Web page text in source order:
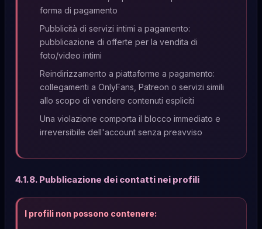
forma di pagamento
Pubblicità di servizi intimi a pagamento:
pubblicazione di offerte per la vendita di
foto/video intimi
Reindirizzamento a piattaforme a pagamento:
collegamenti a OnlyFans, Patreon o servizi simili
allo scopo di vendere contenuti espliciti
Una violazione comporta il blocco immediato e
irreversibile dell'account senza preavviso
4.1.8. Pubblicazione dei contatti nei profili
I profili non possono contenere: